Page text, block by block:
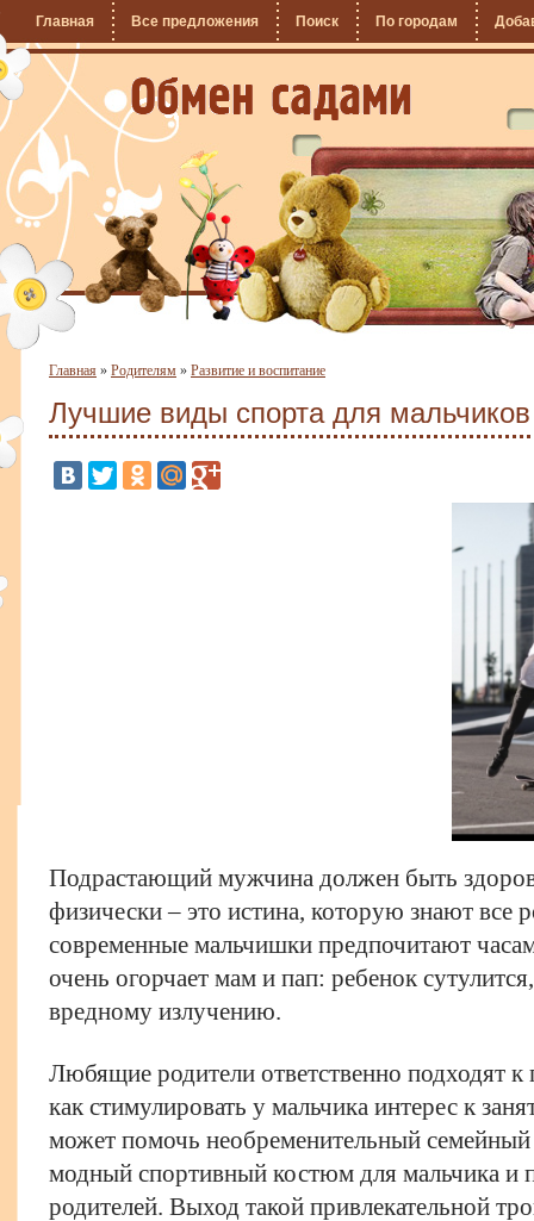
Главная Все предложения Поиск По городам
Главная » Родителям » Развитие и воспитание
Лучшие виды спорта для мальчиков
Подрастающий мужчина должен быть
физически – это истина, которую знают все
современные мальчишки предпочитают
очень огорчает мам и пап: ребенок
вредному излучению.
Любящие родители ответственно подходят
как стимулировать у мальчика интерес к
может помочь необременительный
модный спортивный костюм для мальчика и
родителей. Выход такой привлекательной